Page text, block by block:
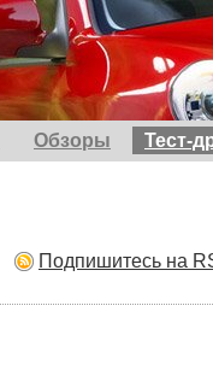
Обзоры Тест-
Подпишитесь на